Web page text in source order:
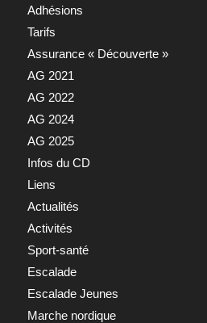
Adhésions
Tarifs
Assurance « Découverte »
AG 2021
AG 2022
AG 2024
AG 2025
Infos du CD
Liens
Actualités
Activités
Sport-santé
Escalade
Escalade Jeunes
Marche nordique